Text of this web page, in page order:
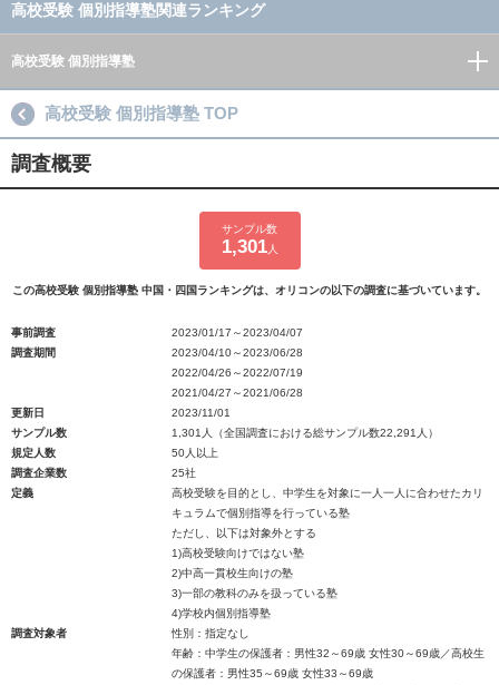
高校受験 個別指導塾関連ランキング
高校受験 個別指導塾
高校受験 個別指導塾 TOP
調査概要
サンプル数
1,301人
この高校受験 個別指導塾 中国・四国ランキングは、オリコンの以下の調査に基づいています。
事前調査
2023/01/17～2023/04/07
調査期間
2023/04/10～2023/06/28
2022/04/26～2022/07/19
2021/04/27～2021/06/28
更新日
2023/11/01
サンプル数
1,301人（全国調査における総サンプル数22,291人）
規定人数
50人以上
調査企業数
25社
定義
高校受験を目的とし、中学生を対象に一人一人に合わせたカリ
キュラムで個別指導を行っている塾
ただし、以下は対象外とする
1)高校受験向けではない塾
2)中高一貫校生向けの塾
3)一部の教科のみを扱っている塾
4)学校内個別指導塾
調査対象者
性別：指定なし
年齢：中学生の保護者：男性32～69歳 女性30～69歳／高校生
の保護者：男性35～69歳 女性33～69歳